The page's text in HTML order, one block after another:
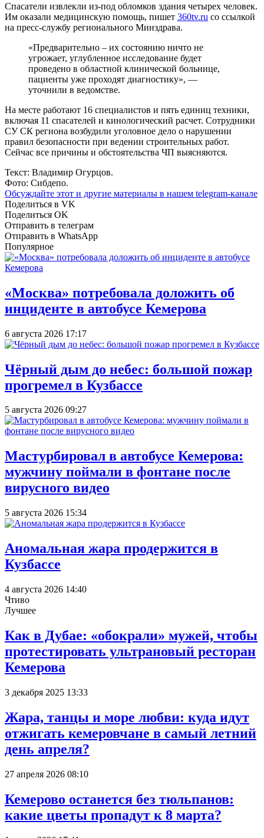
Спасатели извлекли из-под обломков здания четырех человек.
Им оказали медицинскую помощь, пишет 360tv.ru со ссылкой
на пресс-службу регионального Минздрава.
«Предварительно – их состоянию ничто не
угрожает, углубленное исследование будет
проведено в областной клинической больнице,
пациенты уже проходят диагностику», —
уточнили в ведомстве.
На месте работают 16 специалистов и пять единиц техники,
включая 11 спасателей и кинологический расчет. Сотрудники
СУ СК региона возбудили уголовное дело о нарушении
правил безопасности при ведении строительных работ.
Сейчас все причины и обстоятельства ЧП выясняются.
Текст: Владимир Огурцов.
Фото: Сибдепо.
Обсуждайте этот и другие материалы в нашем telegram-канале
Поделиться в VK
Поделиться OK
Отправить в телеграм
Отправить в WhatsApp
Популярное
«Москва» потребовала доложить об
инциденте в автобусе Кемерова
6 августа 2026 17:17
Чёрный дым до небес: большой пожар
прогремел в Кузбассе
5 августа 2026 09:27
Мастурбировал в автобусе Кемерова:
мужчину поймали в фонтане после
вирусного видео
5 августа 2026 15:34
Аномальная жара продержится в
Кузбассе
4 августа 2026 14:40
Чтиво
Лучшее
Как в Дубае: «обокрали» мужей, чтобы
протестировать ультрановый ресторан
Кемерова
3 декабря 2025 13:33
Жара, танцы и море любви: куда идут
отжигать кемеровчане в самый летний
день апреля?
27 апреля 2026 08:10
Кемерово останется без тюльпанов:
какие цветы пропадут к 8 марта?